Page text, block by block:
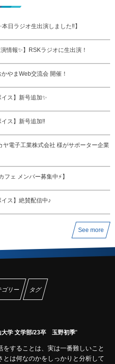
本日ラジオ生出演しました‼️】
演情報✨】RSKラジオに生出演！
かやまWeb交流会 開催！
イス】新号追加✨
イス】新号追加‼️
ヤ電子工業株式会社 様がサポーター企業
フェ メンバー募集中⚡️】
イス】絶賛配信中♪
See more
ゴリー タグ
大学 文学部/23卒 玉野初季"
することは、実は一番難しいこと
は何なのかをしっかりと分析して